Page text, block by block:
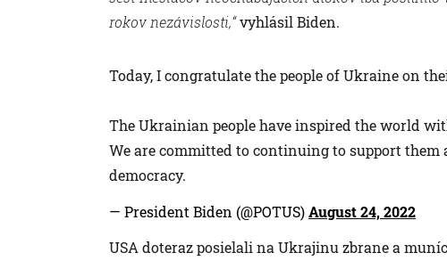
rokov nezávislosti,“vyhlásil Biden.
Today, I congratulate the people of Ukraine on
The Ukrainian people have inspired the world
We are committed to continuing to support
democracy.
— President Biden (@POTUS)August 24, 2022
USA doteraz posielali na Ukrajinu zbrane a